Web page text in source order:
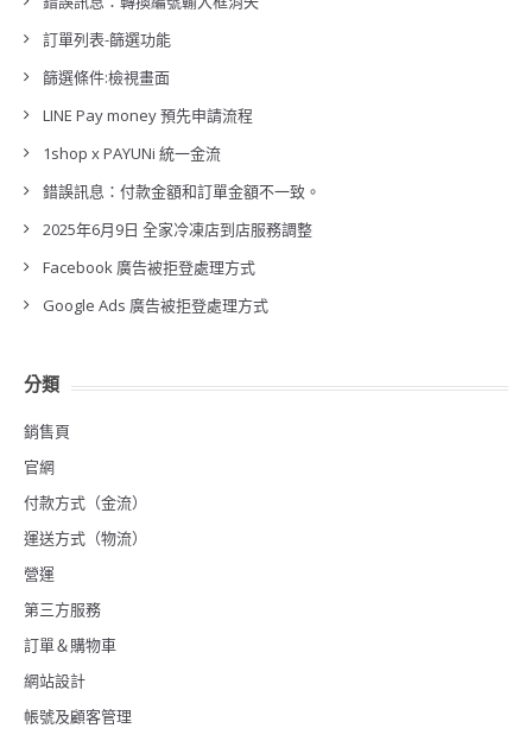
訂單列表-篩選功能
篩選條件:檢視畫面
LINE Pay money 預先申請流程
1shop x PAYUNi 統一金流
錯誤訊息：付款金額和訂單金額不一致。
2025年6月9日 全家冷凍店到店服務調整
Facebook 廣告被拒登處理方式
Google Ads 廣告被拒登處理方式
分類
銷售頁
官網
付款方式（金流）
運送方式（物流）
營運
第三方服務
訂單＆購物車
網站設計
帳號及顧客管理